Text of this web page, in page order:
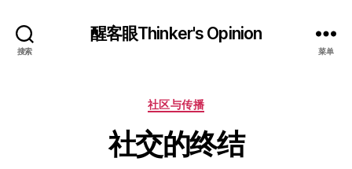
搜索
醒客眼Thinker's Opinion
菜单
分
社区与传播
社交的终结